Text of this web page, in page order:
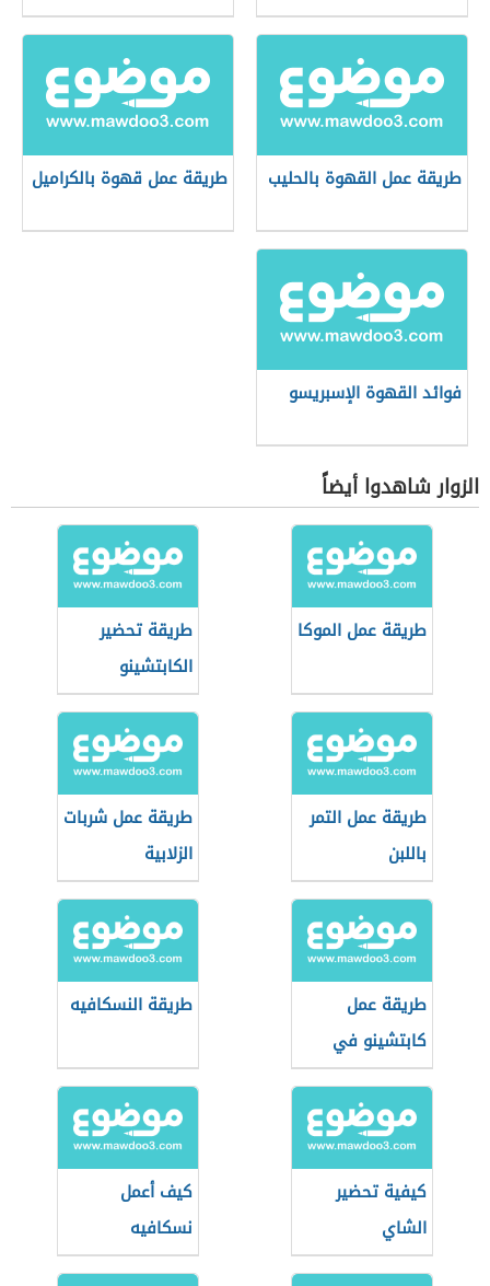
طريقة عمل القهوة بالحليب طريقة عمل قهوة بالكراميل
فوائد القهوة الإسبريسو
الزوار شاهدوا أيضاً
طريقة عمل الموكا
طريقة تحضير
الكابتشينو
طريقة عمل التمر
باللبن
طريقة عمل شربات
الزلابية
طريقة عمل
كابتشينو في
البيت
طريقة النسكافيه
كيفية تحضير
الشاي
كيف أعمل
نسكافيه